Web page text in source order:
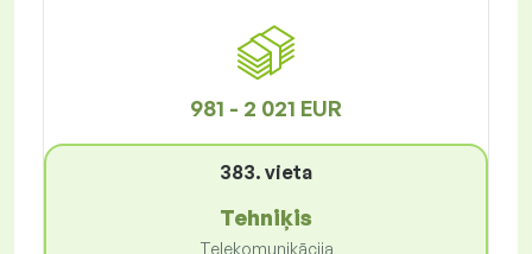
981 - 2 021 EUR
383. vieta
Tehniķis
Telekomunikācija